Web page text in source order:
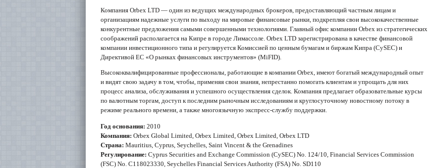
Компания Orbex LTD — один из ведущих международных брокеров, предоставляющий частным лицам и
организациям надежные услуги по выходу на мировые финансовые рынки, подкрепляя свои высококачественные
конкурентные предложения самыми совершенными технологиями. Главный офис компании Orbex из стратегических
соображений располагается на Кипре в городе Лимассоле. Orbex LTD зарегистрирована в качестве финансовой
компании инвестиционного типа и регулируется Комиссией по ценным бумагам и биржам Кипра (CySEC) и
Директивой ЕС «О рынках финансовых инструментов» (MiFID).
Высококвалифицированные профессионалы, работающие в компании Orbex, имеют богатый международный опыт
и видят свою задачу в том, чтобы, применяя свои знания, непрестанно помогать клиентам и упрощать для них
процесс анализа, обслуживания и успешного осуществления сделок. Компания предлагает образовательные курсы
по валютным торгам, доступ к последним рыночным исследованиям и круглосуточному новостному потоку в
режиме реального времени, а также многоязычную экспресс-службу поддержки.
Год основания: 2010
Компания: Orbex Global Limited, Orbex Limited, Orbex Limited, Orbex LTD
Страна: Mauritius, Cyprus, Seychelles, Saint Vincent & the Grenadines
Регулирование: Cyprus Securities and Exchange Commission (CySEC) No. 124/10, Financial Services Commission
(FSC) No. C118023330, Seychelles Financial Services Authority (FSA) No. SD110